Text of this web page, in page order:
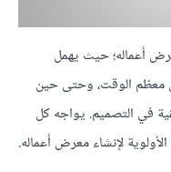
أعماله؛ حيث يهمل
معظم الوقت، وحتى حين
في التصميم. يواجه كل
لإنشاء معرض أعماله.